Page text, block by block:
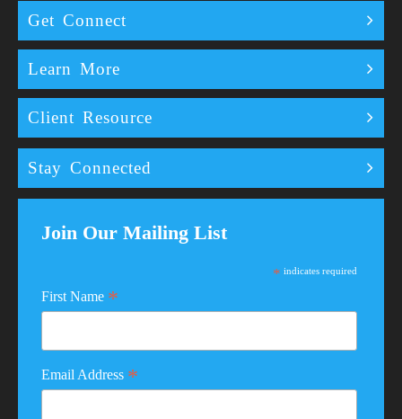
Get Connect
Learn More
Client Resource
Stay Connected
Join Our Mailing List
* indicates required
First Name *
Email Address *